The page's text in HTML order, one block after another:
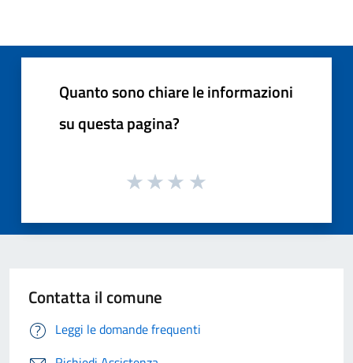
Quanto sono chiare le informazioni
su questa pagina?
Contatta il comune
Leggi le domande frequenti